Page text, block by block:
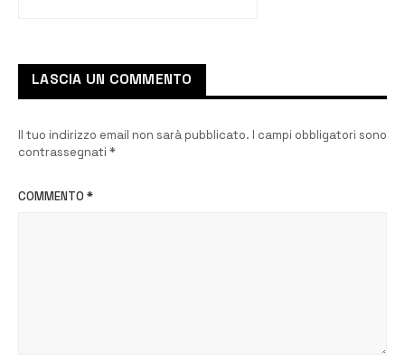
LASCIA UN COMMENTO
Il tuo indirizzo email non sarà pubblicato. I campi obbligatori sono
contrassegnati *
COMMENTO *